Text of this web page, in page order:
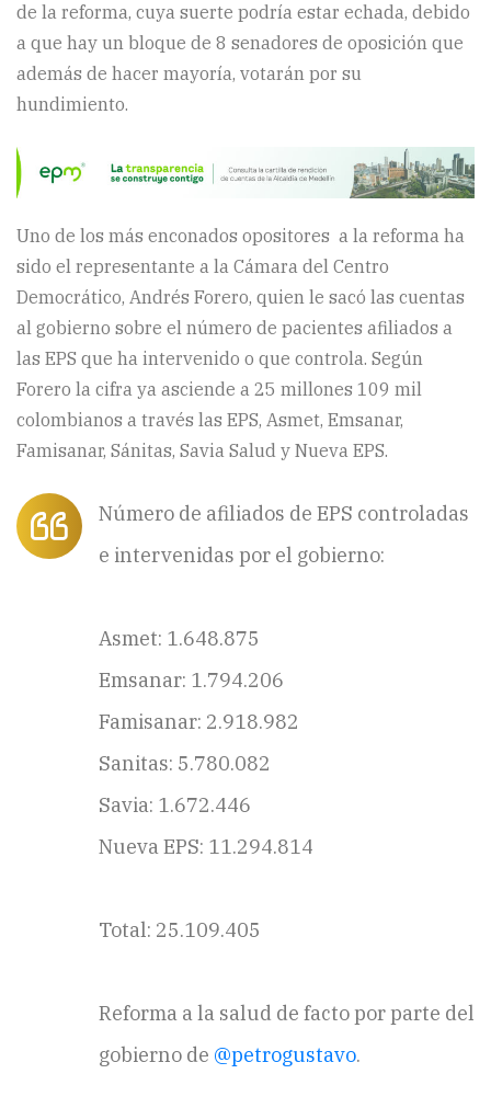
de la reforma, cuya suerte podría estar echada, debido
a que hay un bloque de 8 senadores de oposición que
además de hacer mayoría, votarán por su
hundimiento.
Uno de los más enconados opositores a la reforma ha
sido el representante a la Cámara del Centro
Democrático, Andrés Forero, quien le sacó las cuentas
al gobierno sobre el número de pacientes afiliados a
las EPS que ha intervenido o que controla. Según
Forero la cifra ya asciende a 25 millones 109 mil
colombianos a través las EPS, Asmet, Emsanar,
Famisanar, Sánitas, Savia Salud y Nueva EPS.
Número de afiliados de EPS controladas
e intervenidas por el gobierno:
Asmet: 1.648.875
Emsanar: 1.794.206
Famisanar: 2.918.982
Sanitas: 5.780.082
Savia: 1.672.446
Nueva EPS: 11.294.814
Total: 25.109.405
Reforma a la salud de facto por parte del
gobierno de @petrogustavo.